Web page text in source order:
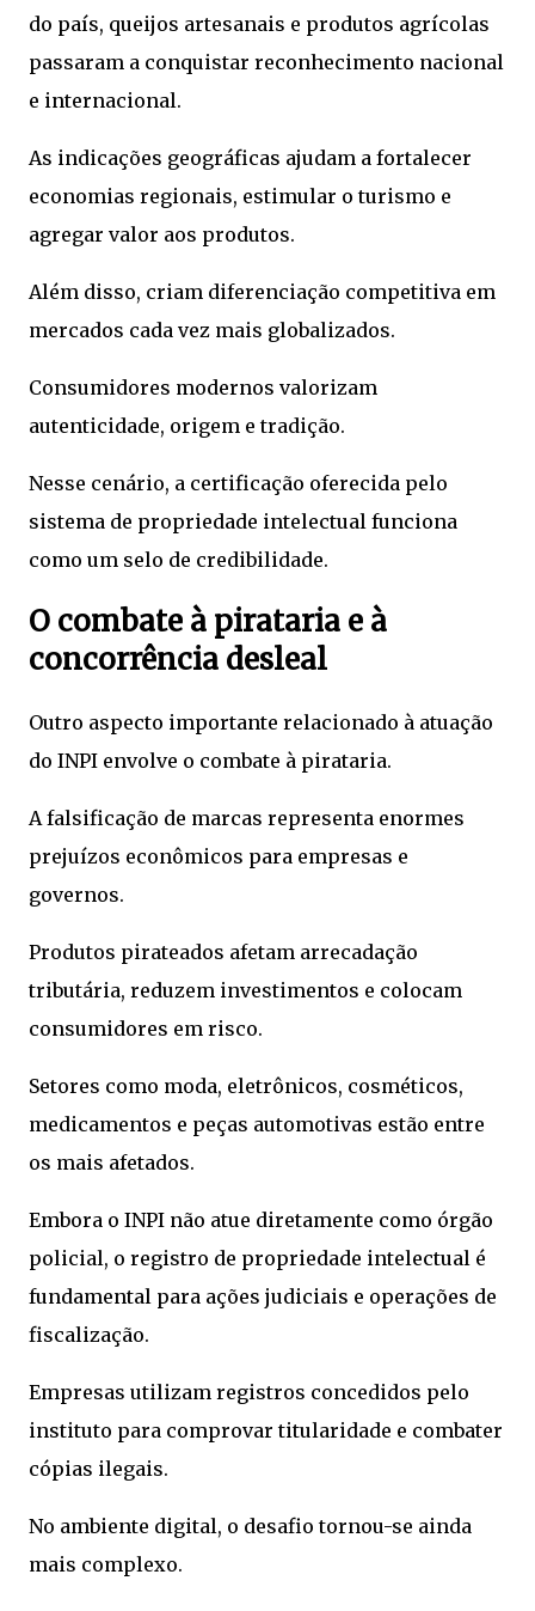
do país, queijos artesanais e produtos agrícolas
passaram a conquistar reconhecimento nacional
e internacional.
As indicações geográficas ajudam a fortalecer
economias regionais, estimular o turismo e
agregar valor aos produtos.
Além disso, criam diferenciação competitiva em
mercados cada vez mais globalizados.
Consumidores modernos valorizam
autenticidade, origem e tradição.
Nesse cenário, a certificação oferecida pelo
sistema de propriedade intelectual funciona
como um selo de credibilidade.
O combate à pirataria e à
concorrência desleal
Outro aspecto importante relacionado à atuação
do INPI envolve o combate à pirataria.
A falsificação de marcas representa enormes
prejuízos econômicos para empresas e
governos.
Produtos pirateados afetam arrecadação
tributária, reduzem investimentos e colocam
consumidores em risco.
Setores como moda, eletrônicos, cosméticos,
medicamentos e peças automotivas estão entre
os mais afetados.
Embora o INPI não atue diretamente como órgão
policial, o registro de propriedade intelectual é
fundamental para ações judiciais e operações de
fiscalização.
Empresas utilizam registros concedidos pelo
instituto para comprovar titularidade e combater
cópias ilegais.
No ambiente digital, o desafio tornou-se ainda
mais complexo.